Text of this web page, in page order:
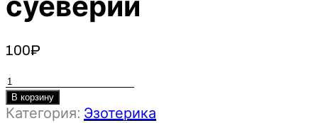
суеверий
100₽
Количество
товара
Защита
В корзину
Категория: Эзотерика